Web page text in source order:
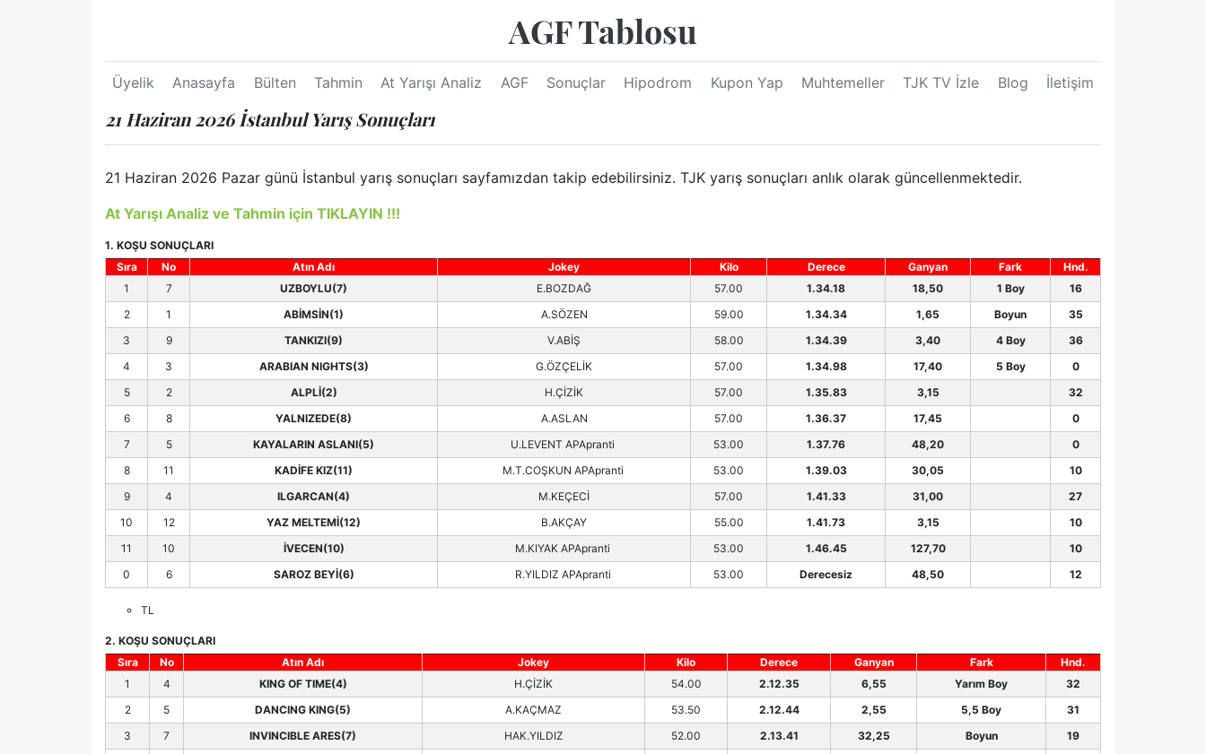
AGF Tablosu
Üyelik Anasayfa Bülten Tahmin At Yarışı Analiz AGF Sonuçlar Hipodrom Kupon Yap Muhtemeller TJK TV İzle Blog İletişim
21 Haziran 2026 İstanbul Yarış Sonuçları
21 Haziran 2026 Pazar günü İstanbul yarış sonuçları sayfamızdan takip edebilirsiniz. TJK yarış sonuçları anlık olarak güncellenmektedir.
At Yarışı Analiz ve Tahmin için TIKLAYIN !!!
1. KOŞU SONUÇLARI
Sıra
No Atın Adı Jokey Kilo Derece Ganyan Fark
Hnd.
1
7 UZBOYLU(7) E.BOZDAĞ 57.00 1.34.18 18,50 1 Boy
16
2
1 ABİMSİN(1) A.SÖZEN 59.00 1.34.34 1,65 Boyun
35
3
9 TANKIZI(9) V.ABİŞ 58.00 1.34.39 3,40 4 Boy
36
4
3 ARABIAN NIGHTS(3) G.ÖZÇELİK 57.00 1.34.98 17,40 5 Boy
0
5
2 ALPLİ(2) H.ÇİZİK 57.00 1.35.83 3,15
32
6
8 YALNIZEDE(8) A.ASLAN 57.00 1.36.37 17,45
0
7
5 KAYALARIN ASLANI(5) U.LEVENT APApranti 53.00 1.37.76 48,20
0
8
11 KADİFE KIZ(11) M.T.COŞKUN APApranti 53.00 1.39.03 30,05
10
9
4 ILGARCAN(4) M.KEÇECİ 57.00 1.41.33 31,00
27
10
12 YAZ MELTEMİ(12) B.AKÇAY 55.00 1.41.73 3,15
10
11
10 İVECEN(10) M.KIYAK APApranti 53.00 1.46.45 127,70
10
0
6 SAROZ BEYİ(6) R.YILDIZ APApranti 53.00 Derecesiz 48,50 12
TL
2. KOŞU SONUÇLARI
Sıra
No Atın Adı Jokey Kilo Derece Ganyan Fark
Hnd.
1
4 KING OF TIME(4) H.ÇİZİK 54.00 2.12.35 6,55 Yarım Boy
32
2
5 DANCING KING(5) A.KAÇMAZ 53.50 2.12.44 2,55 5,5 Boy
31
3
7 INVINCIBLE ARES(7) HAK.YILDIZ 52.00 2.13.41 32,25 Boyun
19